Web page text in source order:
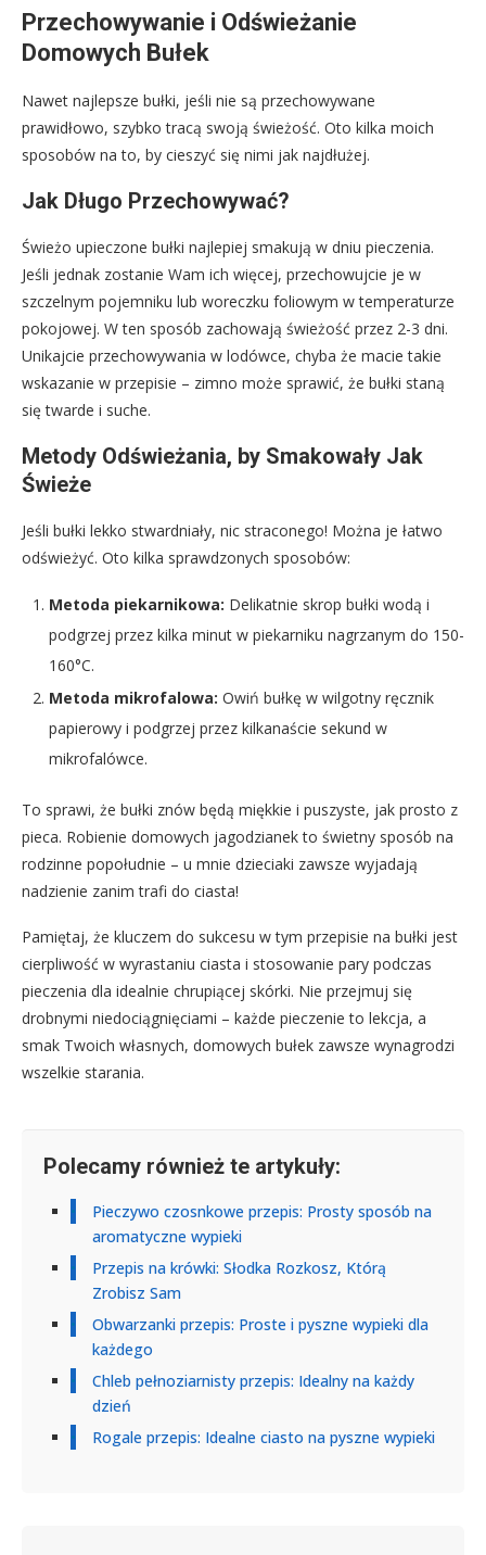
Przechowywanie i Odświeżanie
Domowych Bułek
Nawet najlepsze bułki, jeśli nie są przechowywane
prawidłowo, szybko tracą swoją świeżość. Oto kilka moich
sposobów na to, by cieszyć się nimi jak najdłużej.
Jak Długo Przechowywać?
Świeżo upieczone bułki najlepiej smakują w dniu pieczenia.
Jeśli jednak zostanie Wam ich więcej, przechowujcie je w
szczelnym pojemniku lub woreczku foliowym w temperaturze
pokojowej. W ten sposób zachowają świeżość przez 2-3 dni.
Unikajcie przechowywania w lodówce, chyba że macie takie
wskazanie w przepisie – zimno może sprawić, że bułki staną
się twarde i suche.
Metody Odświeżania, by Smakowały Jak
Świeże
Jeśli bułki lekko stwardniały, nic straconego! Można je łatwo
odświeżyć. Oto kilka sprawdzonych sposobów:
Metoda piekarnikowa: Delikatnie skrop bułki wodą i
podgrzej przez kilka minut w piekarniku nagrzanym do 150-
160°C.
Metoda mikrofalowa: Owiń bułkę w wilgotny ręcznik
papierowy i podgrzej przez kilkanaście sekund w
mikrofalówce.
To sprawi, że bułki znów będą miękkie i puszyste, jak prosto z
pieca. Robienie domowych jagodzianek to świetny sposób na
rodzinne popołudnie – u mnie dzieciaki zawsze wyjadają
nadzienie zanim trafi do ciasta!
Pamiętaj, że kluczem do sukcesu w tym przepisie na bułki jest
cierpliwość w wyrastaniu ciasta i stosowanie pary podczas
pieczenia dla idealnie chrupiącej skórki. Nie przejmuj się
drobnymi niedociągnięciami – każde pieczenie to lekcja, a
smak Twoich własnych, domowych bułek zawsze wynagrodzi
wszelkie starania.
Polecamy również te artykuły:
Pieczywo czosnkowe przepis: Prosty sposób na
aromatyczne wypieki
Przepis na krówki: Słodka Rozkosz, Którą
Zrobisz Sam
Obwarzanki przepis: Proste i pyszne wypieki dla
każdego
Chleb pełnoziarnisty przepis: Idealny na każdy
dzień
Rogale przepis: Idealne ciasto na pyszne wypieki